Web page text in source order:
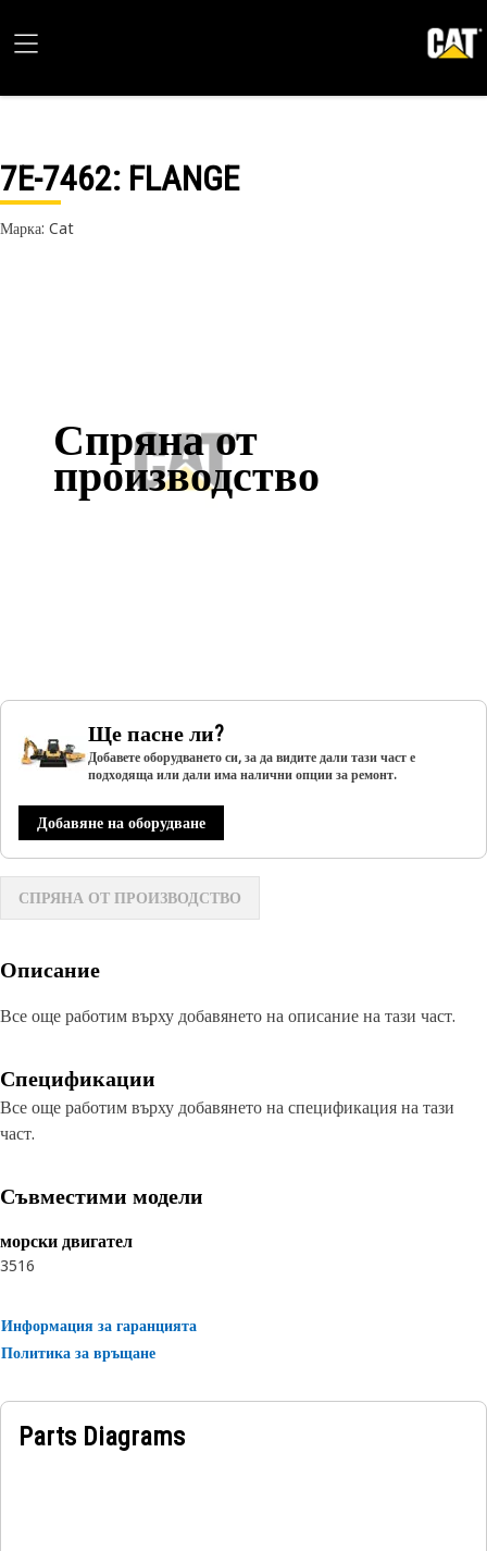
7E-7462: FLANGE
Марка: Cat
Спряна от
производство
Ще пасне ли?
Добавете оборудването си, за да видите дали тази част е
подходяща или дали има налични опции за ремонт.
Добавяне на оборудване
СПРЯНА ОТ ПРОИЗВОДСТВО
Описание
Все още работим върху добавянето на описание на тази част.
Спецификации
Все още работим върху добавянето на спецификация на тази
част.
Съвместими модели
морски двигател
3516
Информация за гаранцията
Политика за връщане
Parts Diagrams